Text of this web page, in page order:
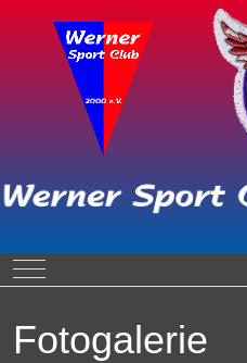
Mobile Menu Toggle
Fotogalerie